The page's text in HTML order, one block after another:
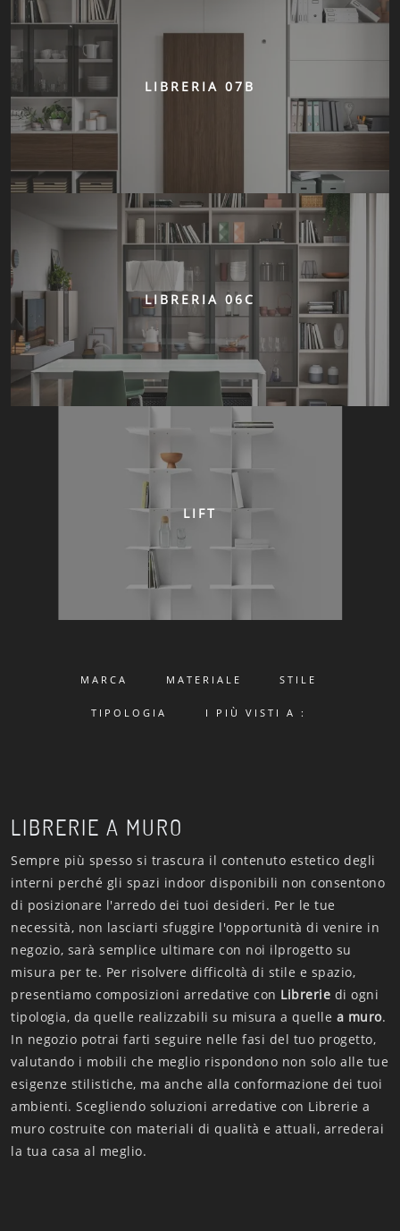
LIBRERIA 07B
LIBRERIA 06C
LIFT
MARCA MATERIALE STILE
TIPOLOGIA I PIÙ VISTI A :
LIBRERIE A MURO
Sempre più spesso si trascura il contenuto estetico degli
interni perché gli spazi indoor disponibili non consentono
di posizionare l'arredo dei tuoi desideri. Per le tue
necessità, non lasciarti sfuggire l'opportunità di venire in
negozio, sarà semplice ultimare con noi ilprogetto su
misura per te. Per risolvere difficoltà di stile e spazio,
presentiamo composizioni arredative con Librerie di ogni
tipologia, da quelle realizzabili su misura a quelle a muro.
In negozio potrai farti seguire nelle fasi del tuo progetto,
valutando i mobili che meglio rispondono non solo alle tue
esigenze stilistiche, ma anche alla conformazione dei tuoi
ambienti. Scegliendo soluzioni arredative con Librerie a
muro costruite con materiali di qualità e attuali, arrederai
la tua casa al meglio.